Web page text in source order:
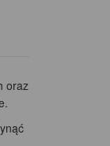
oraz